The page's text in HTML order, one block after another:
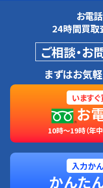
お電
24時間買取
ご相談・お
まずはお気
います
お
10時～19時（年
入力か
かんた